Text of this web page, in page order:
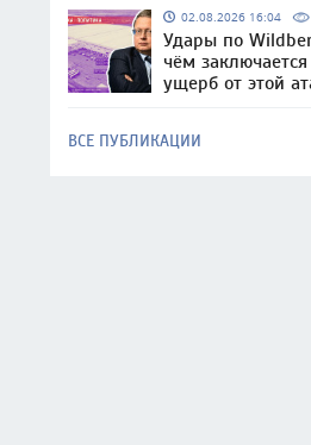
02.08.2026 16:04
Удары по
чём
ущерб от этой
ВСЕ ПУБЛИКАЦИИ